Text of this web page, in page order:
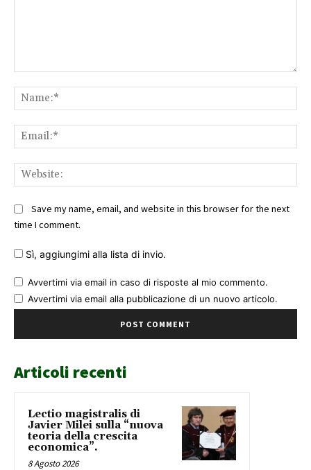
Save my name, email, and website in this browser for the next
time I comment.
Sì, aggiungimi alla lista di invio.
Avvertimi via email in caso di risposte al mio commento.
Avvertimi via email alla pubblicazione di un nuovo articolo.
Articoli recenti
Lectio magistralis di
Javier Milei sulla “nuova
teoria della crescita
economica”.
8 Agosto 2026